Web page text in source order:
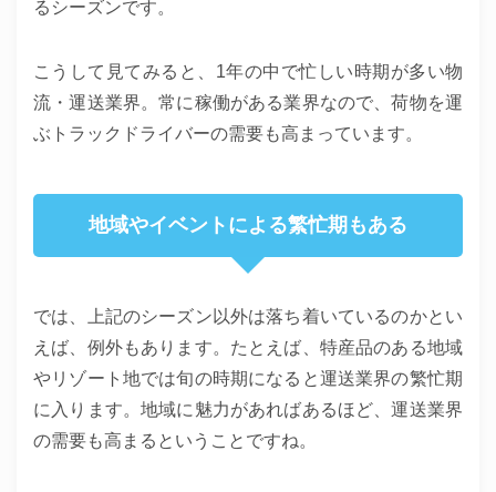
るシーズンです。
こうして見てみると、1年の中で忙しい時期が多い物
流・運送業界。常に稼働がある業界なので、荷物を運
ぶトラックドライバーの需要も高まっています。
地域やイベントによる繁忙期もある
では、上記のシーズン以外は落ち着いているのかとい
えば、例外もあります。たとえば、特産品のある地域
やリゾート地では旬の時期になると運送業界の繁忙期
に入ります。地域に魅力があればあるほど、運送業界
の需要も高まるということですね。